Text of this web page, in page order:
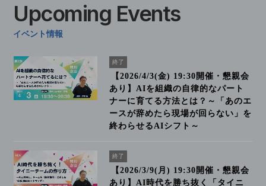
Upcoming Events
イベント情報
終了
【2026/4/3(金) 19:30開催・懇親会
あり】AIを組織の自律的なパート
ナーに育てる方法とは？～「あのエ
ースが辞めたら現場が回らない」を
終わらせるAIシフト～
終了
【2026/3/9(月) 19:30開催・懇親会
あり】AI時代を勝ち抜く「タイニ